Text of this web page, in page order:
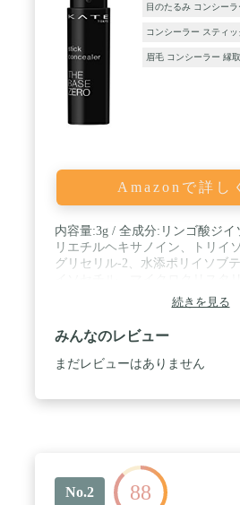
目のたるみ コンシーラ
コンシーラー スティッ
眉毛 コンシーラー 縁
Amazonで詳し
内容量:3g / 全成分:リンゴ酸ジイ
リエチルヘキサノイン、トリイ
グリセリル-2、水添ポリイソブ
フィン、合成ワックスなど / ス
応 / お肌のトラブルしっかり隠
ーラー。 / なめらかな感触でニ
にカバー。
続きを見る
みんなのレビュー
まだレビューはありません
No.2 88